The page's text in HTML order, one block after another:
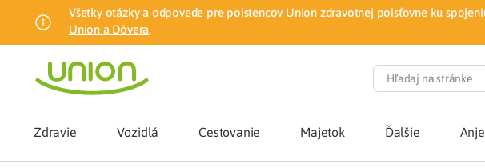
Všetky otázky a odpovede pre poistencov Union zdravotnej poisťovne ku
Union a Dôvera.
Zdravie Vozidlá Cestovanie Majetok Ďalšie